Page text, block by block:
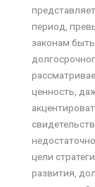
период,
законам
ценность,
цели
развития,